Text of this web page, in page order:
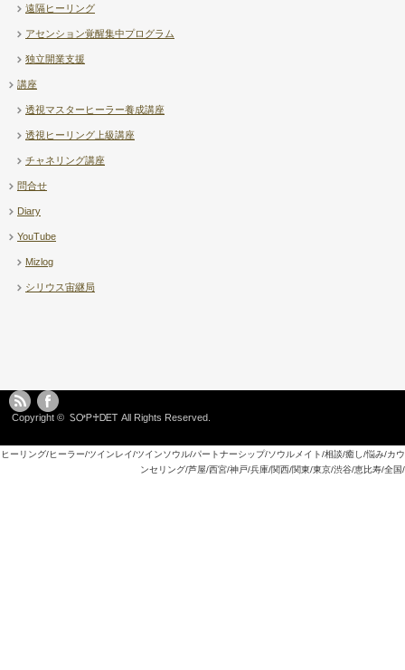
遠隔ヒーリング
アセンション覚醒集中プログラム
独立開業支援
講座
透視マスターヒーラー養成講座
透視ヒーリング上級講座
チャネリング講座
問合せ
Diary
YouTube
Mizlog
シリウス宙継局
Copyright ©ᏚᎤᏢ♰ᎠᎬᎢ All Rights Reserved.
ヒーリング/ヒーラー/ツインレイ/ツインソウル/パートナーシップ/ソウルメイト/相談/癒し/悩み/カウ
ンセリング/芦屋/西宮/神戸/兵庫/関西/関東/東京/渋谷/恵比寿/全国/